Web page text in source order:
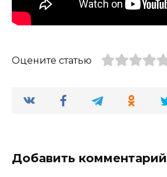
Оцените статью
Добавить комментарий